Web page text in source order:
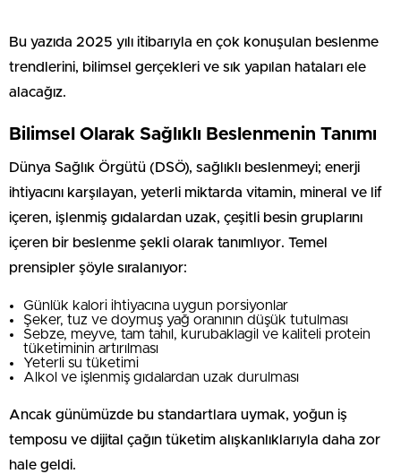
Bu yazıda 2025 yılı itibarıyla en çok konuşulan beslenme
trendlerini, bilimsel gerçekleri ve sık yapılan hataları ele
alacağız.
Bilimsel Olarak Sağlıklı Beslenmenin Tanımı
Dünya Sağlık Örgütü (DSÖ), sağlıklı beslenmeyi; enerji
ihtiyacını karşılayan, yeterli miktarda vitamin, mineral ve lif
içeren, işlenmiş gıdalardan uzak, çeşitli besin gruplarını
içeren bir beslenme şekli olarak tanımlıyor. Temel
prensipler şöyle sıralanıyor:
Günlük kalori ihtiyacına uygun porsiyonlar
Şeker, tuz ve doymuş yağ oranının düşük tutulması
Sebze, meyve, tam tahıl, kurubaklagil ve kaliteli protein
tüketiminin artırılması
Yeterli su tüketimi
Alkol ve işlenmiş gıdalardan uzak durulması
Ancak günümüzde bu standartlara uymak, yoğun iş
temposu ve dijital çağın tüketim alışkanlıklarıyla daha zor
hale geldi.